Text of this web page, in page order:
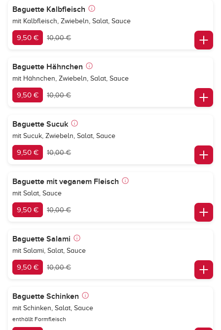
Baguette Kalbfleisch
mit Kalbfleisch, Zwiebeln, Salat, Sauce
9,50 € 10,00 €
Baguette Hähnchen
mit Hähnchen, Zwiebeln, Salat, Sauce
9,50 € 10,00 €
Baguette Sucuk
mit Sucuk, Zwiebeln, Salat, Sauce
9,50 € 10,00 €
Baguette mit veganem Fleisch
mit Salat, Sauce
9,50 € 10,00 €
Baguette Salami
mit Salami, Salat, Sauce
9,50 € 10,00 €
Baguette Schinken
mit Schinken, Salat, Sauce
enthällt Formfleisch